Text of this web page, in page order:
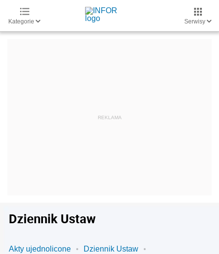
Kategorie Serwisy
Dziennik Ustaw
Akty ujednolicone
Dziennik Ustaw